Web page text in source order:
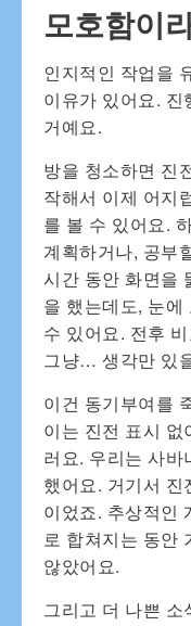
모호함이
인지적인 작업을
이유가 있어요. 진
거예요.
방을 청소하면 진
작해서 이제 어지
를 볼 수 있어요.
계획하거나, 공부
시간 동안 화면을
을 했는데도, 눈에
수 있어요. 전후
그냥… 생각만 있
이건 동기부여를
이는 진전 표시
러요. 우리는 사
했어요. 거기서
이었죠. 추상적인
로 합쳐지는 동안
않았어요.
그리고 더 나쁜 소